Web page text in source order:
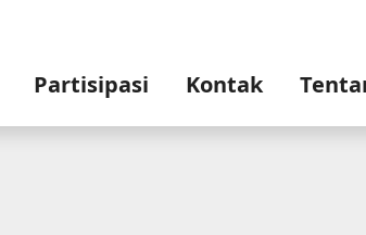
Partisipasi Kontak